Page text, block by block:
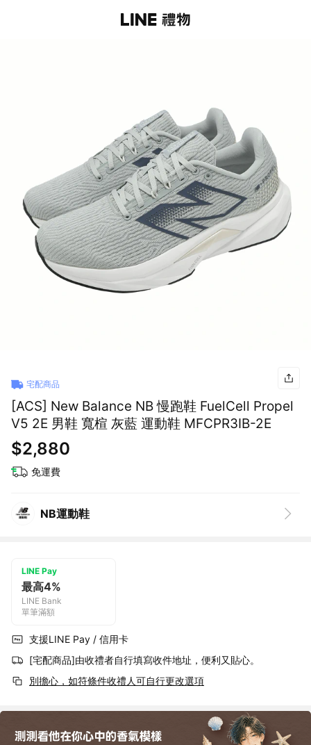
宅配商品
[ACS] New Balance NB 慢跑鞋 FuelCell Propel
V5 2E 男鞋 寬楦 灰藍 運動鞋 MFCPR3IB-2E
$2,880
免運費
NB運動鞋
LINE Pay
最高4%
LINE Bank
單筆滿額
支援LINE Pay / 信用卡
[宅配商品]由收禮者自行填寫收件地址，便利又貼心。
別擔心，如符條件收禮人可自行更改選項